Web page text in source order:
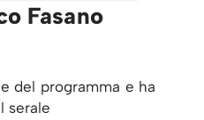
Fasano
del programma e ha
serale